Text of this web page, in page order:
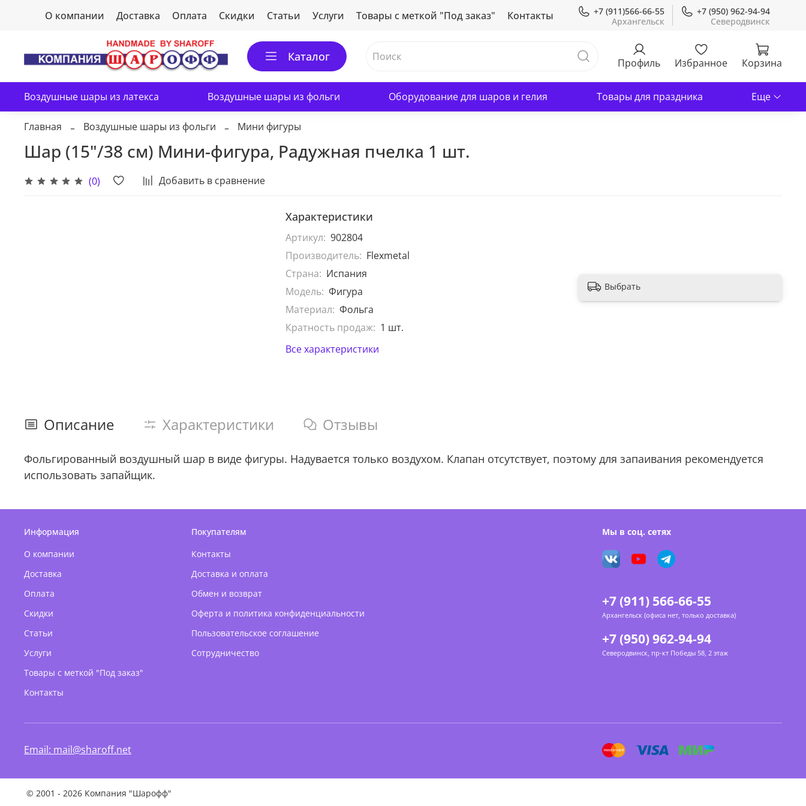
О компании Доставка Оплата Скидки Статьи Услуги Товары с меткой "Под заказ" Контакты +7 (911)566-66-55 +7 (950) 962-94-94
Каталог Профиль Избранное Корзина
Воздушные шары из латекса Воздушные шары из фольги Оборудование для шаров и гелия Товары для праздника Еще
Главная Воздушные шары из фольги Мини фигуры
Шар (15"/38 см) Мини-фигура, Радужная пчелка 1 шт.
(0) Добавить в сравнение
Характеристики
Артикул: 902804
Производитель: Flexmetal
Страна: Испания
Модель: Фигура
Материал: Фольга
Кратность продаж: 1 шт.
Все характеристики
Выбрать
Описание Характеристики Отзывы
Фольгированный воздушный шар в виде фигуры. Надувается только воздухом. Клапан отсутствует, поэтому для запаивания рекомендуется
использовать запайщик.
Информация
О компании
Доставка
Оплата
Скидки
Статьи
Услуги
Товары с меткой "Под заказ"
Контакты
Покупателям
Контакты
Доставка и оплата
Обмен и возврат
Оферта и политика конфиденциальности
Пользовательское соглашение
Сотрудничество
Мы в соц. сетях
+7 (911) 566-66-55
Архангельск (офиса нет, только доставка)
+7 (950) 962-94-94
Северодвинск, пр-кт Победы 58, 2 этаж
Email: mail@sharoff.net
© 2001 - 2026 Компания "Шарофф"